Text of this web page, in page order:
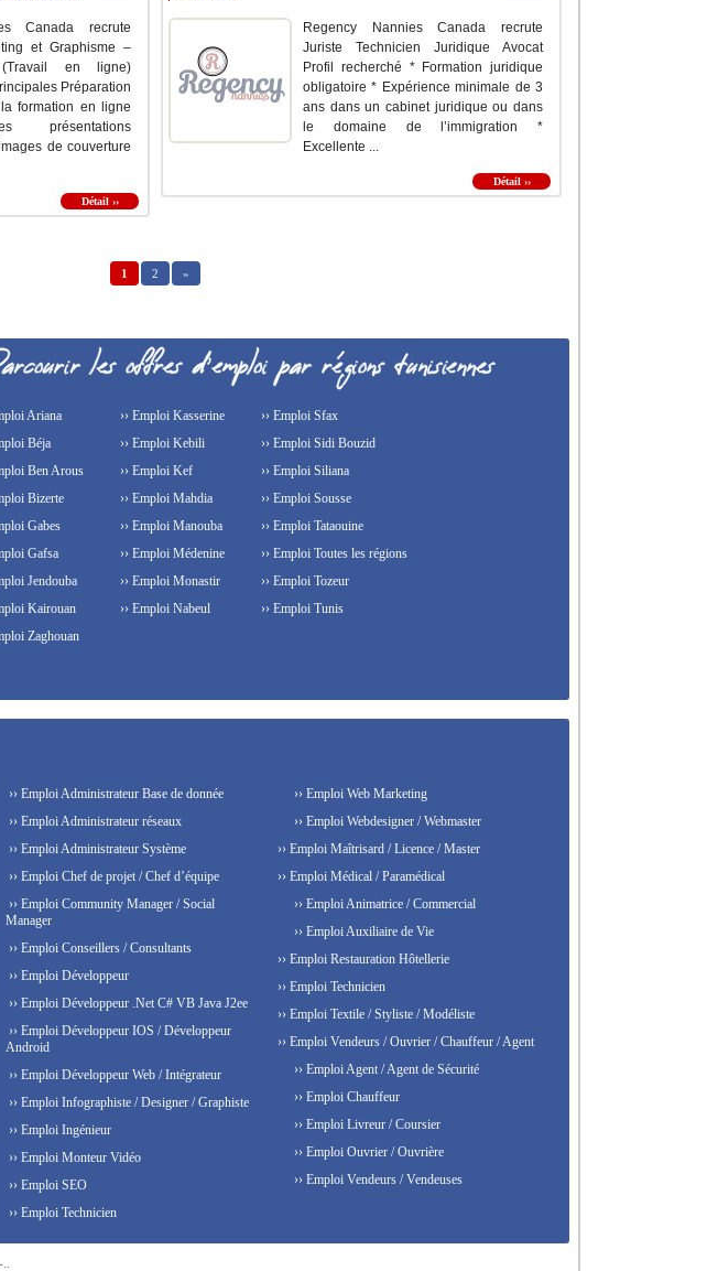
Canada recrute
et Graphisme –
en ligne)
Préparation
formation en ligne
présentations
de couverture
Détail ››
Regency Nannies Canada recrute
Juriste Technicien Juridique Avocat
Profil recherché * Formation juridique
obligatoire * Expérience minimale de 3
ans dans un cabinet juridique ou dans
le domaine de l’immigration *
Excellente ...
Détail ››
1 2 »
Ariana
Béja
Ben Arous
Bizerte
Gabes
Gafsa
Jendouba
Kairouan
›› Emploi Kasserine
›› Emploi Kebili
›› Emploi Kef
›› Emploi Mahdia
›› Emploi Manouba
›› Emploi Médenine
›› Emploi Monastir
›› Emploi Nabeul
›› Emploi Sfax
›› Emploi Sidi Bouzid
›› Emploi Siliana
›› Emploi Sousse
›› Emploi Tataouine
›› Emploi Toutes les régions
›› Emploi Tozeur
›› Emploi Tunis
Zaghouan
›› Emploi Administrateur Base de donnée
›› Emploi Administrateur réseaux
›› Emploi Administrateur Système
›› Emploi Chef de projet / Chef d’équipe
›› Emploi Community Manager / Social
Manager
›› Emploi Conseillers / Consultants
›› Emploi Développeur
›› Emploi Développeur .Net C# VB Java J2ee
›› Emploi Développeur IOS / Développeur
Android
›› Emploi Développeur Web / Intégrateur
›› Emploi Infographiste / Designer / Graphiste
›› Emploi Ingénieur
›› Emploi Monteur Vidéo
›› Emploi SEO
›› Emploi Technicien
›› Emploi Web Marketing
›› Emploi Webdesigner / Webmaster
›› Emploi Maîtrisard / Licence / Master
›› Emploi Médical / Paramédical
›› Emploi Animatrice / Commercial
›› Emploi Auxiliaire de Vie
›› Emploi Restauration Hôtellerie
›› Emploi Technicien
›› Emploi Textile / Styliste / Modéliste
›› Emploi Vendeurs / Ouvrier / Chauffeur / Agent
›› Emploi Agent / Agent de Sécurité
›› Emploi Chauffeur
›› Emploi Livreur / Coursier
›› Emploi Ouvrier / Ouvrière
›› Emploi Vendeurs / Vendeuses